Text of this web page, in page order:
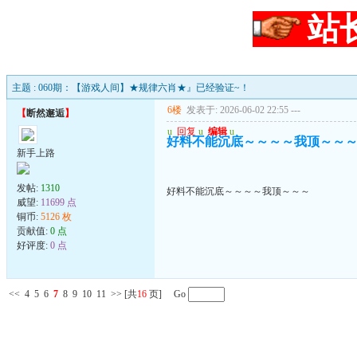
站
主题 : 060期：【游戏人间】★规律六肖★』已经验证~！
【 断然邂逅】
新手上路
发帖: 1310
威望: 11699 点
铜币: 5126 枚
贡献值: 0 点
好评度: 0 点
6楼 发表于: 2026-06-02 22:55 ---
u 回复 u 编辑 u
好料不能沉底～～～～我顶～～～
好料不能沉底～～～～我顶～～～
<< 4 5 6 7 8 9 10 11 >> [共16 页] Go